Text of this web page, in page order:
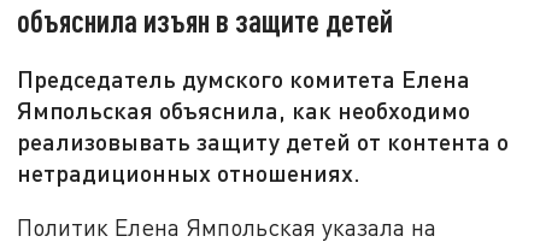
объяснила изъян в защите детей
Председатель думского комитета Елена
Ямпольская объяснила, как необходимо
реализовывать защиту детей от контента о
нетрадиционных отношениях.
Политик Елена Ямпольская указала на